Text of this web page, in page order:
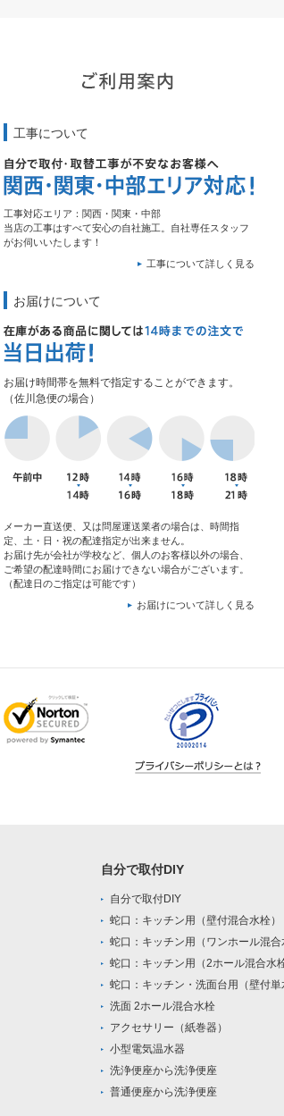
工事について
工事対応エリア：関西・関東・中部
当店の工事はすべて安心の自社施工。自社専任スタッフ
がお伺いいたします！
工事について詳しく見る
お届けについて
お届け時間帯を無料で指定することができます。
（佐川急便の場合）
メーカー直送便、又は問屋運送業者の場合は、時間指
定、土・日・祝の配達指定が出来ません。
お届け先が会社が学校など、個人のお客様以外の場合、
ご希望の配達時間にお届けできない場合がございます。
（配達日のご指定は可能です）
お届けについて詳しく見る
自分で取付DIY
自分で取付DIY
蛇口：キッチン用（壁付混合水栓）
蛇口：キッチン用（ワンホール混合
蛇口：キッチン用（2ホール混合水栓
蛇口：キッチン・洗面台用（壁付単
洗面 2ホール混合水栓
アクセサリー（紙巻器）
小型電気温水器
洗浄便座から洗浄便座
普通便座から洗浄便座